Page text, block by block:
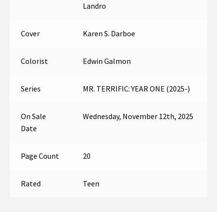
Landro
Cover Karen S. Darboe
Colorist Edwin Galmon
Series MR. TERRIFIC: YEAR ONE (2025-)
On Sale
Date
Wednesday, November 12th, 2025
Page Count 20
Rated Teen